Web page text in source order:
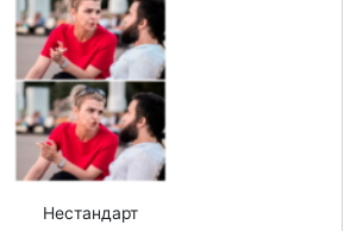
Нестандарт